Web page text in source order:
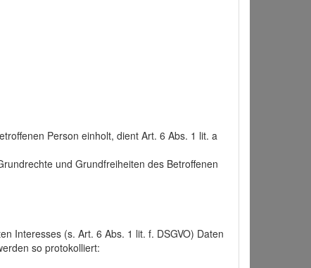
Person einholt, dient Art. 6 Abs. 1 lit. a
und Grundfreiheiten des Betroffenen
Interesses (s. Art. 6 Abs. 1 lit. f. DSGVO) Daten
so protokolliert: